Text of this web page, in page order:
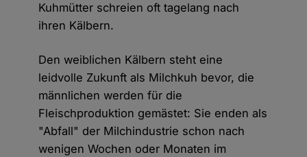
Kuhmütter schreien oft tagelang nach
ihren Kälbern.
Den weiblichen Kälbern steht eine
leidvolle Zukunft als Milchkuh bevor, die
männlichen werden für die
Fleischproduktion gemästet: Sie enden als
"Abfall" der Milchindustrie schon nach
wenigen Wochen oder Monaten im